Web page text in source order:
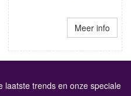
Meer info
laatste trends en onze speciale